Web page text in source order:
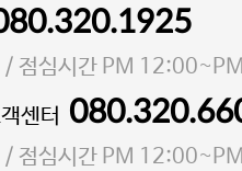
정보관리책임자 김상현
마포대로4다길 41 마포
서울마포-3931호
58242
/ 점심시간 PM
센터
/ 점심시간 PM